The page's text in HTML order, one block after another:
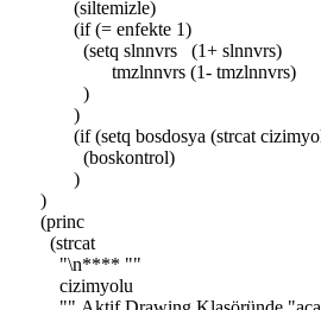
(siltemizle)
(if (= enfekte 1)
(setq slnnvrs (1+ slnnvrs)
tmzlnnvrs (1- tmzlnnvrs)
)
)
(if (setq bosdosya (strcat
(boskontrol)
)
)
(princ
(strcat
"\n**** ""
cizimyolu